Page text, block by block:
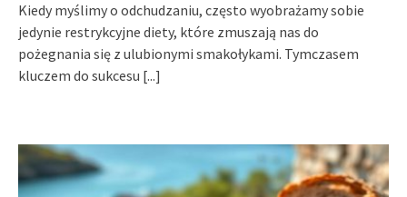
Kiedy myślimy o odchudzaniu, często wyobrażamy sobie
jedynie restrykcyjne diety, które zmuszają nas do
pożegnania się z ulubionymi smakołykami. Tymczasem
kluczem do sukcesu [...]